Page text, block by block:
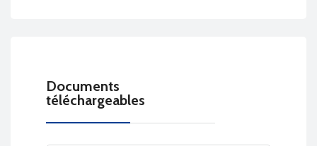
Documents
téléchargeables